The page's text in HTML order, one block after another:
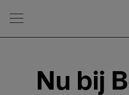
Open Menu
Nu bij